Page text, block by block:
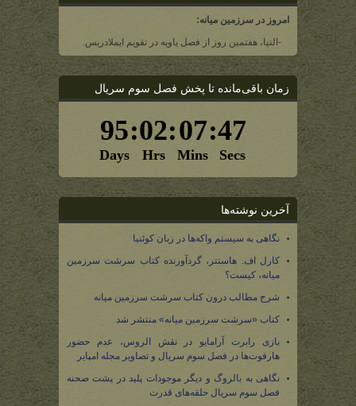
امروز در سرزمین میانه:
-النیا، هفتمین روز از فصل یاویه در تقویم ایملادریس.
زمان باقی‌مانده تا پخش فصل سوم سریال
آخرین نوشته‌ها
نگاهی به سیستم واکه‌ها در زبان کوئنیا
کارل اف. هاستتر، گردآورنده کتاب سرشت سرزمین
میانه، کیست؟
شرح مطالب درون کتاب سرشت سرزمین میانه
کتاب «سرشت سرزمین میانه» منتشر شد
بازی رابرت آرامایو در نقش الروس، عدم حضور
هارفوت‌ها در فصل سوم سریال و تصاویر مجله امپایر
نگاهی به بالروگ و دیگر موجودات پلید در پشت صحنه
فصل سوم سریال حلقه‌های قدرت